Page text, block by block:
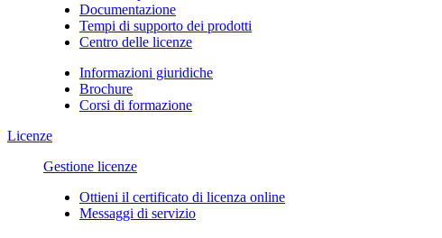
Documentazione
Tempi di supporto dei prodotti
Centro delle licenze
Informazioni giuridiche
Brochure
Corsi di formazione
Licenze
Gestione licenze
Ottieni il certificato di licenza online
Messaggi di servizio